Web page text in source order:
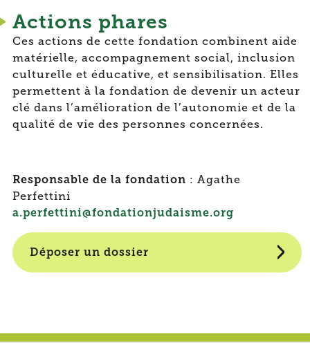
Actions phares
Ces actions de cette fondation combinent aide
matérielle, accompagnement social, inclusion
culturelle et éducative, et sensibilisation. Elles
permettent à la fondation de devenir un acteur
clé dans l’amélioration de l’autonomie et de la
qualité de vie des personnes concernées.
Responsable de la fondation : Agathe
Perfettini
a.perfettini@fondationjudaisme.org
Déposer un dossier